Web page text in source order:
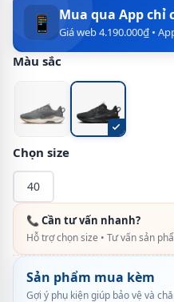
📱 Mua qua App chỉ
Giá web 4.190.000₫ •
Màu sắc
Chọn size
40
📞 Cần tư vấn nhanh?
Hỗ trợ chọn size • Tư vấn sản
Sản phẩm mua kèm
Gợi ý phụ kiện giúp bảo vệ và